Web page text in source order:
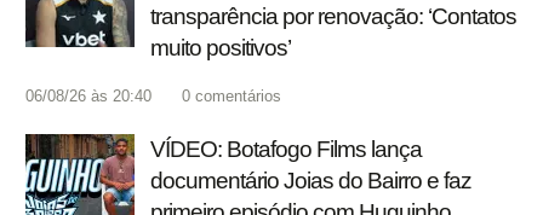
transparência por renovação: ‘Contatos
muito positivos’
06/08/26 às 20:40 0 comentários
VÍDEO: Botafogo Films lança
documentário Joias do Bairro e faz